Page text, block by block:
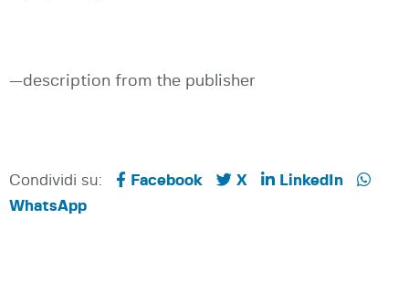
—description from the publisher
Condividi su: Facebook X
LinkedIn
WhatsApp